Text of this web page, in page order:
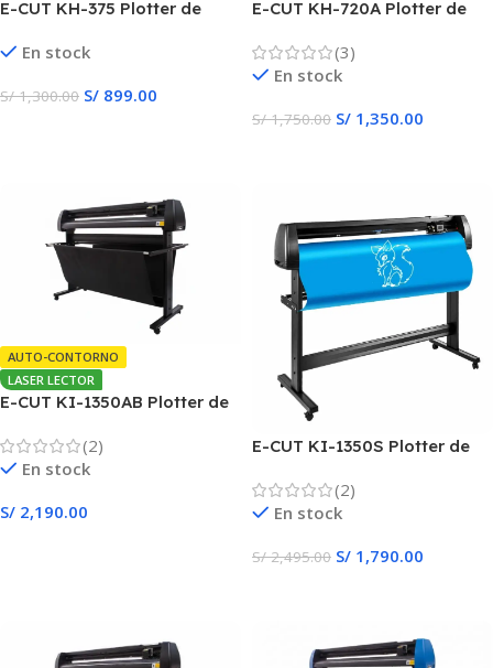
E-CUT KH-375 Plotter de
En stock
S/1,300.00 S/ 899.00
E-CUT KH-720A Plotter de
(3)
En stock
S/1,750.00 S/ 1,350.00
AUTO-CONTORNO
LASER LECTOR
E-CUT KI-1350AB Plotter de
(2)
En stock
S/ 2,190.00
E-CUT KI-1350S Plotter de
(2)
En stock
S/2,495.00 S/ 1,790.00